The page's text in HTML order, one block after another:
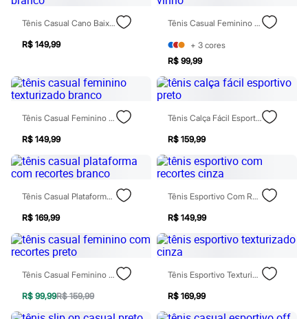
Todos os produtos
Infantil
Arrumadinho para os meninos
Novidades
Roupas menina
1 a 5 anos
4 a 12 anos
10 a 16 anos
Roupas menino
0 a 24 meses
1 a 5 anos
4 a 12 anos
Acessórios
Recém-nascido
Bolsas e Mochilas
Chapéus
Calçados
Botas
Chinelos
Pantufas
Tênis Casual Cano Baixo Branco
R$ 149,99
Tênis Casual Feminino Vinho
+ 3 cores
R$ 99,99
Tênis Casual Feminino Texturizado Branco
R$ 149,99
Tênis Calça Fácil Esportivo Preto
R$ 159,99
Tênis Casual Plataforma Com Recortes Branco
R$ 169,99
Tênis Esportivo Com Recortes Cinza
R$ 149,99
Tênis Casual Feminino Com Recortes Preto
R$ 99,99R$ 159,99
Tênis Esportivo Texturizado Cinza
R$ 169,99